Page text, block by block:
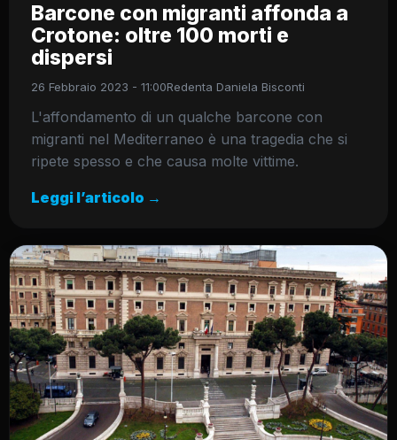
Barcone con migranti affonda a
Crotone: oltre 100 morti e
dispersi
26 Febbraio 2023 - 11:00Redenta Daniela Bisconti
L'affondamento di un qualche barcone con
migranti nel Mediterraneo è una tragedia che si
ripete spesso e che causa molte vittime.
Leggi l’articolo →